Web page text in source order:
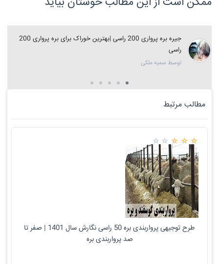
جیره بره پرواری 200 راسی |بهترین خوراک برای بره پرواری 200
راسی
توسط سمیه ملکی
مطالب مرتبط
طرح توجیهی پرواربندی بره 50 راسی نگارش سال 1401 | صفر تا
صد پرواربندی بره